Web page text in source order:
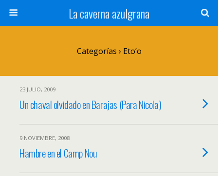
La caverna azulgrana
Categorías › Eto’o
23 JULIO, 2009
Un chaval olvidado en Barajas (Para Nicola)
9 NOVIEMBRE, 2008
Hambre en el Camp Nou